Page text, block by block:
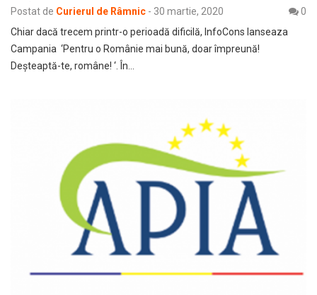
Postat de Curierul de Râmnic - 30 martie, 2020
0
Chiar dacă trecem printr-o perioadă dificilă, InfoCons lanseaza
Campania ‘Pentru o Românie mai bună, doar împreună!
Deșteaptă-te, române! ‘. În…